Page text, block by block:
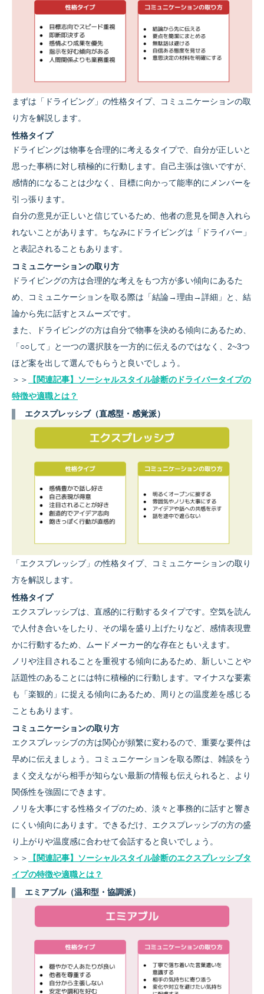
まずは「ドライビング」の性格タイプ、コミュニケーションの取
り方を解説します。
性格タイプ
ドライビングは物事を合理的に考えるタイプで、自分が正しいと
思った事柄に対し積極的に行動します。自己主張は強いですが、
感情的になることは少なく、目標に向かって能率的にメンバーを
引っ張ります。
自分の意見が正しいと信じているため、他者の意見を聞き入れら
れないことがあります。ちなみにドライビングは「ドライバー」
と表記されることもあります。
コミュニケーションの取り方
ドライビングの方は合理的な考えをもつ方が多い傾向にあるた
め、コミュニケーションを取る際は「結論→理由→詳細」と、結
論から先に話すとスムーズです。
また、ドライビングの方は自分で物事を決める傾向にあるため、
「○○して」と一つの選択肢を一方的に伝えるのではなく、2~3つ
ほど案を出して選んでもらうと良いでしょう。
＞＞
【関連記事】ソーシャルスタイル診断のドライバータイプの
特徴や適職とは？
エクスプレッシブ（直感型・感覚派）
「エクスプレッシブ」の性格タイプ、コミュニケーションの取り
方を解説します。
性格タイプ
エクスプレッシブは、直感的に行動するタイプです。空気を読ん
で人付き合いをしたり、その場を盛り上げたりなど、感情表現豊
かに行動するため、ムードメーカー的な存在ともいえます。
ノリや注目されることを重視する傾向にあるため、新しいことや
話題性のあることには特に積極的に行動します。マイナスな要素
も「楽観的」に捉える傾向にあるため、周りとの温度差を感じる
こともあります。
コミュニケーションの取り方
エクスプレッシブの方は関心が頻繁に変わるので、重要な要件は
早めに伝えましょう。コミュニケーションを取る際は、雑談をう
まく交えながら相手が知らない最新の情報も伝えられると、より
関係性を強固にできます。
ノリを大事にする性格タイプのため、淡々と事務的に話すと響き
にくい傾向にあります。できるだけ、エクスプレッシブの方の盛
り上がりや温度感に合わせて会話すると良いでしょう。
＞＞
【関連記事】ソーシャルスタイル診断のエクスプレッシブタ
イプの特徴や適職とは？
エミアブル（温和型・協調派）